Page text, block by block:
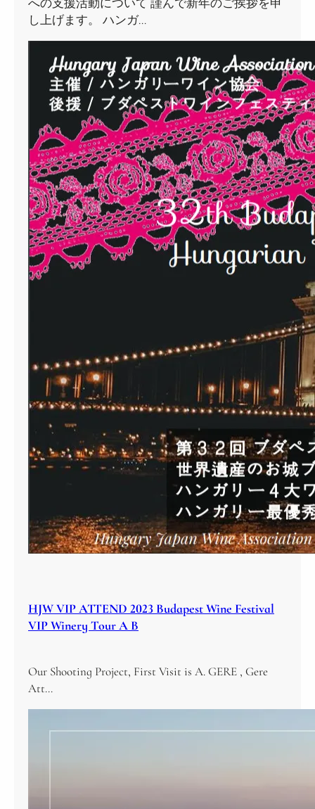
し上げます。 ハンガ…
HJW VIP ATTEND 2023 Budapest Wine Festival
VIP Winery Tour A B
Our Shooting Project, First Visit is A. GERE , Gere
Att…